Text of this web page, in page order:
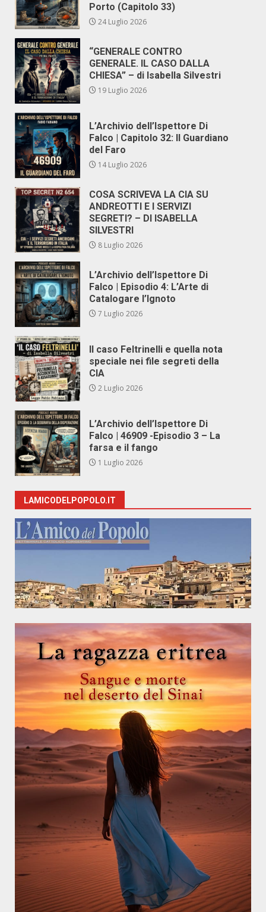
Porto (Capitolo 33)
24 Luglio 2026
“GENERALE CONTRO
GENERALE. IL CASO DALLA
CHIESA” – di Isabella Silvestri
19 Luglio 2026
L’Archivio dell’Ispettore Di
Falco | Capitolo 32: Il Guardiano
del Faro
14 Luglio 2026
COSA SCRIVEVA LA CIA SU
ANDREOTTI E I SERVIZI
SEGRETI? – DI ISABELLA
SILVESTRI
8 Luglio 2026
L’Archivio dell’Ispettore Di
Falco | Episodio 4: L’Arte di
Catalogare l’Ignoto
7 Luglio 2026
Il caso Feltrinelli e quella nota
speciale nei file segreti della
CIA
2 Luglio 2026
L’Archivio dell’Ispettore Di
Falco | 46909 -Episodio 3 – La
farsa e il fango
1 Luglio 2026
LAMICODELPOPOLO.IT